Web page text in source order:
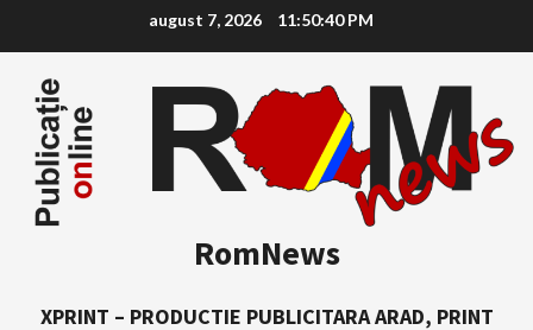
content
august 7, 2026 11:50:40 PM
RomNews
XPRINT – PRODUCTIE PUBLICITARA ARAD, PRINT